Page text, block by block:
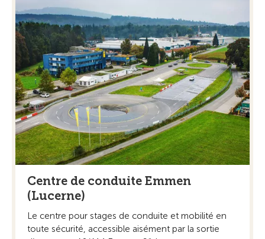
Centre de conduite Emmen
(Lucerne)
Le centre pour stages de conduite et mobilité en
toute sécurité, accessible aisément par la sortie